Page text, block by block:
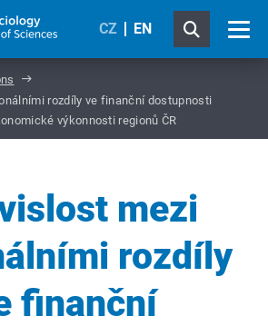
CZ EN
rozdíly ve finanční dostupnosti
výkonnosti regionů ČR
mezi
rozdíly
finanční